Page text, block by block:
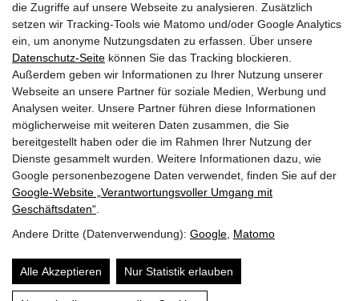
die Zugriffe auf unsere Webseite zu analysieren. Zusätzlich
setzen wir Tracking-Tools wie Matomo und/oder Google Analytics
ein, um anonyme Nutzungsdaten zu erfassen. Über unsere
Datenschutz-Seite können Sie das Tracking blockieren.
Außerdem geben wir Informationen zu Ihrer Nutzung unserer
Webseite an unsere Partner für soziale Medien, Werbung und
Analysen weiter. Unsere Partner führen diese Informationen
möglicherweise mit weiteren Daten zusammen, die Sie
bereitgestellt haben oder die im Rahmen Ihrer Nutzung der
Dienste gesammelt wurden. Weitere Informationen dazu, wie
Google personenbezogene Daten verwendet, finden Sie auf der
Google‑Website „Verantwortungsvoller Umgang mit
Geschäftsdaten“
Andere Dritte (Datenverwendung): Google Matomo
Alle Akzeptieren Nur Statistik erlauben
29.10.2024
Di | KW 44
Ausschreibung und ÖBA im Holzbau
Überbau Bildungs-GmbH, Online
13:00 -16:00
Seiten drucken
© 2026 | Dein Date mit Holz.powered byKOPPELHUBER² und
Partner ZT OG
|
Über uns Datenschutz Impressum